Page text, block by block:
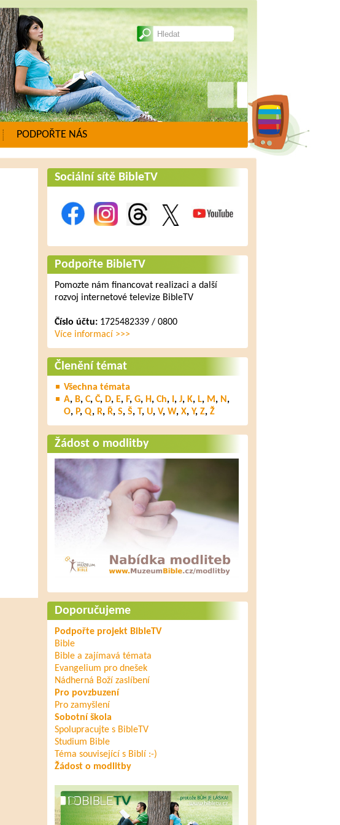
PODPOŘTE NÁS
Sociální sítě BibleTV
Podpořte BibleTV
Pomozte nám financovat realizaci a další
rozvoj internetové televize BibleTV
Číslo účtu:1725482339 / 0800
Více informací >>>
Členění témat
Všechna témata
A, B, C, Č, D, E, F, G, H, Ch, , J, K, L, M, N ,
O, P, Q, R, Ř, S, Š, T, U, V, W, X, Y, Z, Ž
Žádost o modlitby
Doporučujeme
Podpořte projekt BibleTV
Bible
Bible a zajímavá témata
Evangelium pro dnešek
Nádherná Boží zaslíbení
Pro povzbuzení
Pro zamyšlení
Sobotní škola
Spolupracujte s BibleTV
Studium Bible
Téma související s Biblí :-)
Žádost o modlitby